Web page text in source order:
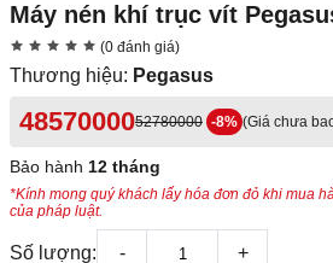
Máy nén khí trục vít
(0 đánh giá)
Thương hiệu: Pegasus
4857000052780000 -8% (Giá chưa
Bảo hành 12 tháng
*Kính mong quý khách lấy hóa đơn đỏ khi mua
của pháp luật.
Số lượng: - +